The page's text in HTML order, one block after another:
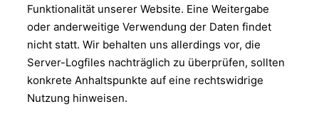
Funktionalität unserer Website. Eine Weitergabe
oder anderweitige Verwendung der Daten findet
nicht statt. Wir behalten uns allerdings vor, die
Server-Logfiles nachträglich zu überprüfen, sollten
konkrete Anhaltspunkte auf eine rechtswidrige
Nutzung hinweisen.